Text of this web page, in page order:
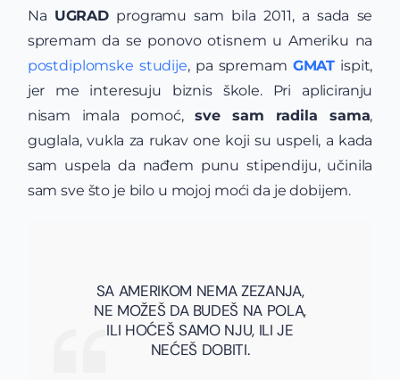
Na UGRAD programu sam bila 2011, a sada se
spremam da se ponovo otisnem u Ameriku na
postdiplomske studije, pa spremam GMAT ispit,
jer me interesuju biznis škole. Pri apliciranju
nisam imala pomoć,sve sam radila sama,
guglala, vukla za rukav one koji su uspeli, a kada
sam uspela da nađem punu stipendiju, učinila
sam sve što je bilo u mojoj moći da je dobijem.
SA AMERIKOM NEMA ZEZANJA,
NE MOŽEŠ DA BUDEŠ NA POLA,
ILI HOĆEŠ SAMO NJU, ILI JE
NEĆEŠ DOBITI.